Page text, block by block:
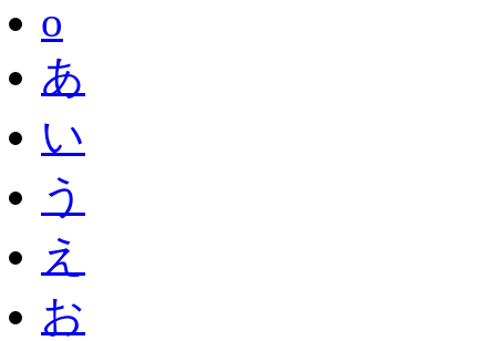
o
あ
い
う
え
お